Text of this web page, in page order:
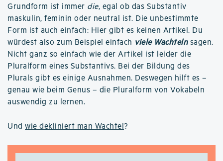
Grundform ist immer die, egal ob das Substantiv
maskulin, feminin oder neutral ist. Die unbestimmte
Form ist auch einfach: Hier gibt es keinen Artikel. Du
würdest also zum Beispiel einfach viele Wachtelnsagen.
Nicht ganz so einfach wie der Artikel ist leider die
Pluralform eines Substantivs. Bei der Bildung des
Plurals gibt es einige Ausnahmen. Deswegen hilft es –
genau wie beim Genus – die Pluralform von Vokabeln
auswendig zu lernen.
Und wie dekliniert man Wachtel?